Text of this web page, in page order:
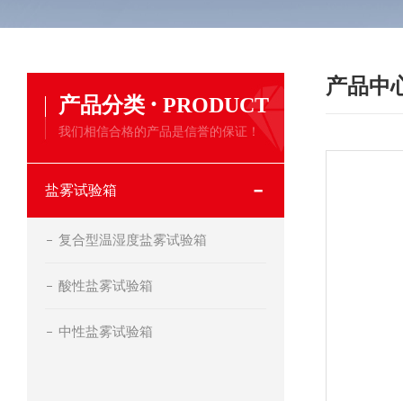
产品分类 · PRODUCT
我们相信合格的产品是信誉的保证！
盐雾试验箱
复合型温湿度盐雾试验箱
酸性盐雾试验箱
中性盐雾试验箱
产品中